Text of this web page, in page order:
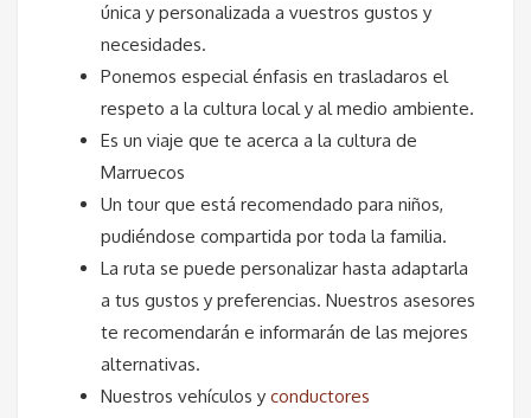
única y personalizada a vuestros gustos y
necesidades.
Ponemos especial énfasis en trasladaros el
respeto a la cultura local y al medio ambiente.
Es un viaje que te acerca a la cultura de
Marruecos
Un tour que está recomendado para niños,
pudiéndose compartida por toda la familia.
La ruta se puede personalizar hasta adaptarla
a tus gustos y preferencias. Nuestros asesores
te recomendarán e informarán de las mejores
alternativas.
Nuestros vehículos y conductores